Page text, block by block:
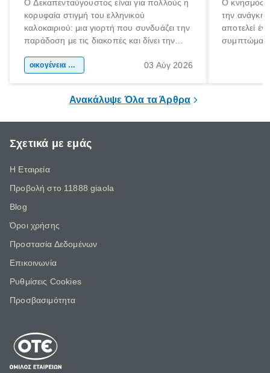
Ο Δεκαπενταύγουστος είναι για πολλούς η
κορυφαία στιγμή του ελληνικού
καλοκαιριού: μια γιορτή που συνδυάζει την
παράδοση με τις διακοπές και δίνει την
χώρας. Είτε πρόκειται για λίγες μέρες
οικογένεια & παιδί 03 Αύγ 2026
Ο κνησμός
την ανάγκη
αποτελεί
Ανακάλυψε Όλα τα Άρθρα
Σχετικά με εμάς
Η Εταιρεία
Προβολή στο 11888 giaola
Blog
Όροι χρήσης
Προστασία Δεδομένων
Επικοινωνία
Ρυθμίσεις Cookies
Προσβασιμότητα